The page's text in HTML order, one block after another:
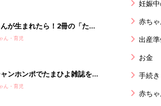
Lab）
妊娠
赤ち
出産
お金
手続き
赤ち